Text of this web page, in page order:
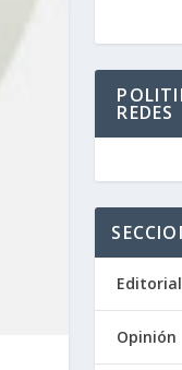
REDES
Editorial
Opinión